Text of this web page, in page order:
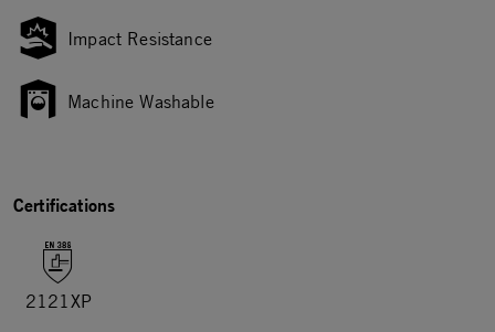
Impact Resistance
Machine Washable
Certifications
2121XP